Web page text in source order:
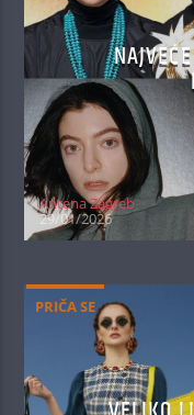
Antena Zagreb
29/01/2026
PRIČA SE